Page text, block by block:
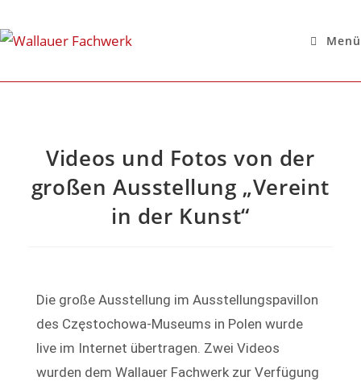
Menü
Videos und Fotos von der
großen Ausstellung „Vereint
in der Kunst“
Die große Ausstellung im Ausstellungspavillon
des Częstochowa-Museums in Polen wurde
live im Internet übertragen. Zwei Videos
wurden dem Wallauer Fachwerk zur Verfügung